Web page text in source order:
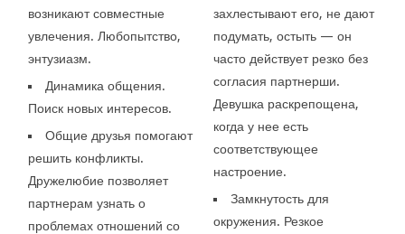
возникают совместные
увлечения. Любопытство,
энтузиазм.
Динамика общения.
Поиск новых интересов.
Общие друзья помогают
решить конфликты.
Дружелюбие позволяет
партнерам узнать о
проблемах отношений со
захлестывают его, не дают
подумать, остыть — он
часто действует резко без
согласия партнерши.
Девушка раскрепощена,
когда у нее есть
соответствующее
настроение.
Замкнутость для
окружения. Резкое